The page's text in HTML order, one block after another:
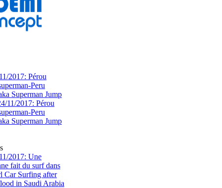
2017: Pérou
Peru
Superman Jump
2017: Une
fait du surf dans
Car Surfing after
in Saudi Arabia